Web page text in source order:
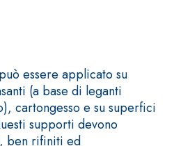
essere applicato su
(a base di leganti
cartongesso e su superfici
supporti devono
ben rifiniti ed